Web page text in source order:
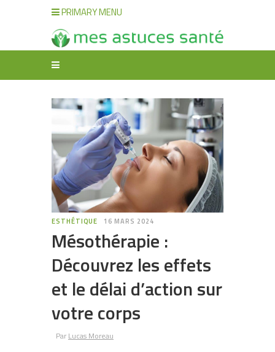
PRIMARY MENU
ESTHÉTIQUE 16 MARS 2024
Mésothérapie :
Découvrez les effets
et le délai d’action sur
votre corps
Par Lucas Moreau